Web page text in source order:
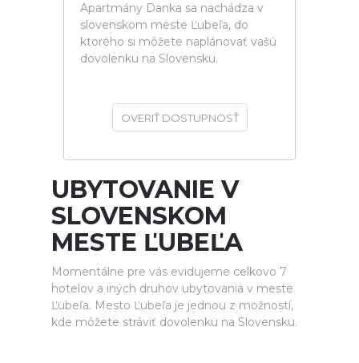
Apartmány Danka sa nachádza v
slovenskom meste Ľubeľa, do
ktorého si môžete naplánovať vašú
dovolenku na Slovensku.
OVERIŤ DOSTUPNOSŤ
UBYTOVANIE V
SLOVENSKOM
MESTE ĽUBEĽA
Momentálne pre vás evidujeme celkovo 7
hotelov a iných druhov ubytovania v meste
Ľubeľa. Mesto Ľubeľa je jednou z možností,
kde môžete stráviť dovolenku na Slovensku.